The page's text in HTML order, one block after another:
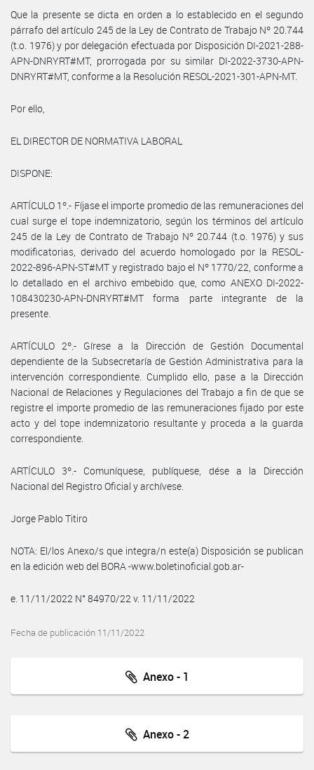
Que la presente se dicta en orden a lo establecido en el segundo
párrafo del artículo 245 de la Ley de Contrato de Trabajo Nº 20.744
(t.o. 1976) y por delegación efectuada por Disposición DI-2021-288-
APN-DNRYRT#MT, prorrogada por su similar DI-2022-3730-APN-
DNRYRT#MT, conforme a la Resolución RESOL-2021-301-APN-MT.
Por ello,
EL DIRECTOR DE NORMATIVA LABORAL
DISPONE:
ARTÍCULO 1º.- Fíjase el importe promedio de las remuneraciones del
cual surge el tope indemnizatorio, según los términos del artículo
245 de la Ley de Contrato de Trabajo Nº 20.744 (t.o. 1976) y sus
modificatorias, derivado del acuerdo homologado por la RESOL-
2022-896-APN-ST#MT y registrado bajo el Nº 1770/22, conforme a
lo detallado en el archivo embebido que, como ANEXO DI-2022-
108430230-APN-DNRYRT#MT forma parte integrante de la
presente.
ARTÍCULO 2º.- Gírese a la Dirección de Gestión Documental
dependiente de la Subsecretaría de Gestión Administrativa para la
intervención correspondiente. Cumplido ello, pase a la Dirección
Nacional de Relaciones y Regulaciones del Trabajo a fin de que se
registre el importe promedio de las remuneraciones fijado por este
acto y del tope indemnizatorio resultante y proceda a la guarda
correspondiente.
ARTÍCULO 3º.- Comuníquese, publíquese, dése a la Dirección
Nacional del Registro Oficial y archívese.
Jorge Pablo Titiro
NOTA: El/los Anexo/s que integra/n este(a) Disposición se publican
en la edición web del BORA -www.boletinoficial.gob.ar-
e. 11/11/2022 N° 84970/22 v. 11/11/2022
Fecha de publicación 11/11/2022
Anexo - 1
Anexo - 2